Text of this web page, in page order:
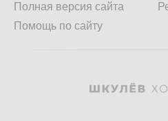
Полная версия сайта
Помощь по сайту